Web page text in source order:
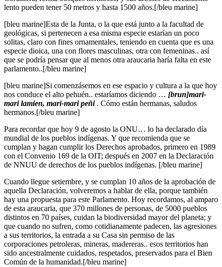
lento pueden tener 50 metros y hasta 1500 años.[/bleu marine]
[bleu marine]Esta de la Junta, o la que está junto a la facultad de
geológicas, si pertenecen a esa misma especie estarían un poco
solitas, claro con fines ornamentales, teniendo en cuenta que es una
especie dioica, una con flores masculinas, otra con femeninas.. así
que se podría pensar que al menos otra araucaria haría falta en este
parlamento..[/bleu marine]
[bleu marine]Si comenzásemos en ese espacio y cultura a la que hoy
nos conduce el alto pehuén.. estaríamos diciendo … [brun]mari-
mari lamien, mari-mari peñi . Cómo están hermanas, saludos
hermanos.[/bleu marine]
Para recordar que hoy 9 de agosto la ONU… lo ha declarado día
mundial de los pueblos indígenas. Y que recomienda que se
cumplan y hagan cumplir los Derechos aprobados, primero en 1989
con el Convenio 169 de la OIT; después en 2007 en la Declaración
de NNUU de derechos de los pueblos indígenas. [/bleu marine]
Cuando llegue setiembre, y se cumplan 10 años de la aprobación de
aquella Declaración, volveremos a hablar de ella, porque también
hay una propuesta para este Parlamento. Hoy recordamos, al amparo
de esta araucaria, que 370 millones de personas, de 5000 pueblos
distintos en 70 países, cuidan la biodiversidad mayor del planeta; y
que cuando no sufren, como cotidianamente padecen, las agresiones
a sus territorios, la entrada a su Casa sin permiso de las
corporaciones petroleras, mineras, madereras.. esos territorios han
sido ancestralmente cuidados, respetados, preservados para el Bien
Común de la humanidad.[/bleu marine]